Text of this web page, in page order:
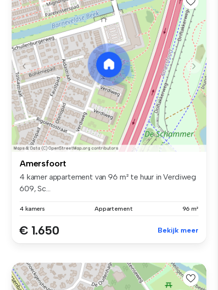
Amersfoort
4 kamer appartement van 96 m² te huur in Verdiweg
609, Sc...
4 kamers Appartement 96 m²
€ 1.650 Bekijk meer